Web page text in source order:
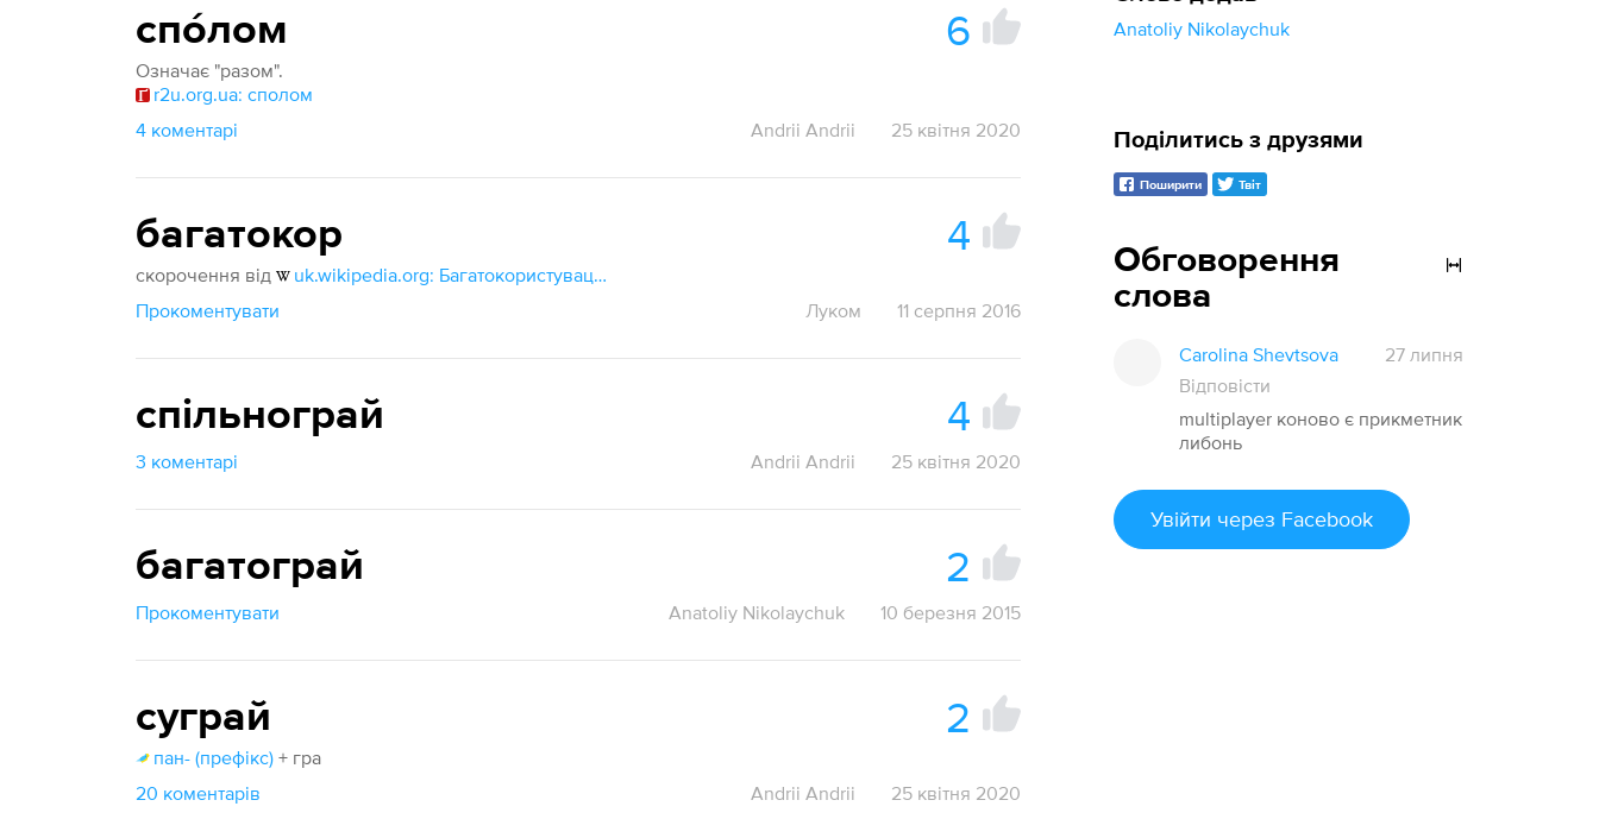
Anatoliy Nikolaychuk
спóлом 6
Означає "разом".
r2u.org.ua: сполом
4 коментарі
Andrii Andrii 25 квітня 2020
багатокор 4
скорочення від
uk.wikipedia.org: Багатокористувацька гра
Прокоментувати
Луком 11 серпня 2016
спільнограй 4
3 коментарі Andrii Andrii 25 квітня 2020
багатограй 2
Прокоментувати Anatoliy Nikolaychuk 10 березня 2015
суграй 2
пан- (префікс) + гра
20 коментарів
Andrii Andrii 25 квітня 2020
Обговорення
слова
Carolina Shevtsova
27 липня
Відповісти
multiplayer коново є прикметник
либонь
Увійти через Facebook
Поділитись з друзями
Поширити Твіт